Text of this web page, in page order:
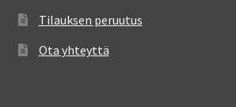
Tilauksen peruutus
Ota yhteyttä